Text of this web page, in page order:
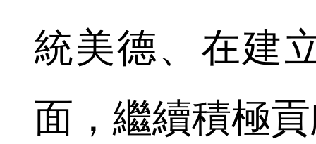
統美德、在建
面，繼續積極